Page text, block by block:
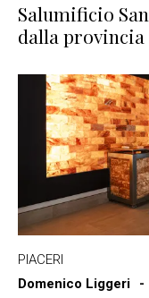
Salumificio
dalla
PIACERI
Domenico Liggeri